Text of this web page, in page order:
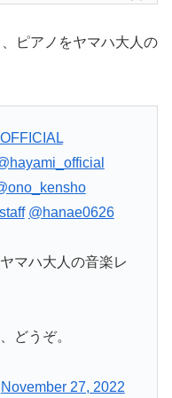
ピアノをヤマハ大人の
@hanae0626
マハ大人の音楽レ
どうぞ。
November 27, 2022